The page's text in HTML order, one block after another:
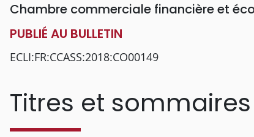
Chambre commerciale financière et
PUBLIÉ AU BULLETIN
ECLI:FR:CCASS:2018:CO00149
Titres et sommaires